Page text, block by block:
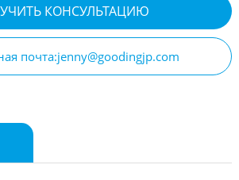
КОНСУЛЬТАЦИЮ
почта:jenny@goodingjp.com